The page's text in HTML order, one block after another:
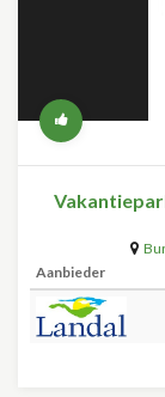
Aanbieder